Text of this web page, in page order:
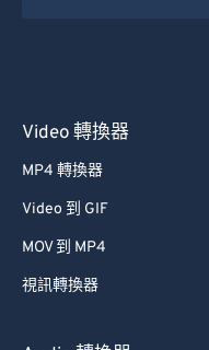
Video 轉換器
MP4 轉換器
Video 到 GIF
MOV 到 MP4
視訊轉換器